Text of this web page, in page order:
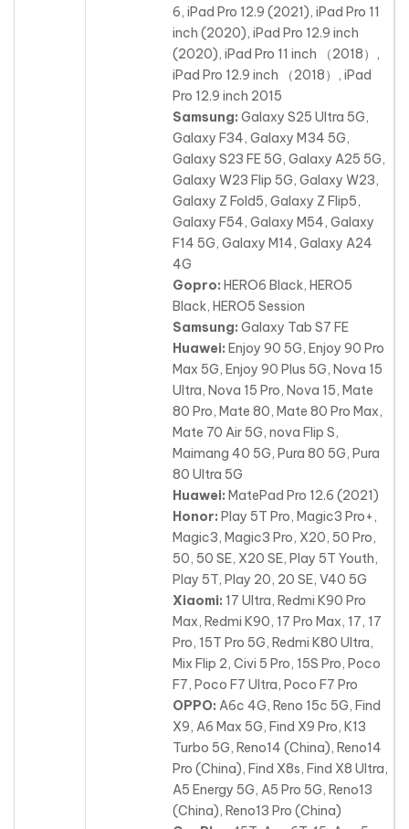
6, iPad Pro 12.9 (2021), iPad Pro 11
inch (2020), iPad Pro 12.9 inch
(2020), iPad Pro 11 inch （2018）,
iPad Pro 12.9 inch （2018）, iPad
Pro 12.9 inch 2015
Samsung: Galaxy S25 Ultra 5G,
Galaxy F34, Galaxy M34 5G,
Galaxy S23 FE 5G, Galaxy A25 5G,
Galaxy W23 Flip 5G, Galaxy W23,
Galaxy Z Fold5, Galaxy Z Flip5,
Galaxy F54, Galaxy M54, Galaxy
F14 5G, Galaxy M14, Galaxy A24
4G
Gopro: HERO6 Black, HERO5
Black, HERO5 Session
Samsung: Galaxy Tab S7 FE
Huawei: Enjoy 90 5G, Enjoy 90 Pro
Max 5G, Enjoy 90 Plus 5G, Nova 15
Ultra, Nova 15 Pro, Nova 15, Mate
80 Pro, Mate 80, Mate 80 Pro Max,
Mate 70 Air 5G, nova Flip S,
Maimang 40 5G, Pura 80 5G, Pura
80 Ultra 5G
Huawei: MatePad Pro 12.6 (2021)
Honor: Play 5T Pro, Magic3 Pro+,
Magic3, Magic3 Pro, X20, 50 Pro,
50, 50 SE, X20 SE, Play 5T Youth,
Play 5T, Play 20, 20 SE, V40 5G
Xiaomi: 17 Ultra, Redmi K90 Pro
Max, Redmi K90, 17 Pro Max, 17, 17
Pro, 15T Pro 5G, Redmi K80 Ultra,
Mix Flip 2, Civi 5 Pro, 15S Pro, Poco
F7, Poco F7 Ultra, Poco F7 Pro
OPPO: A6c 4G, Reno 15c 5G, Find
X9, A6 Max 5G, Find X9 Pro, K13
Turbo 5G, Reno14 (China), Reno14
Pro (China), Find X8s, Find X8 Ultra,
A5 Energy 5G, A5 Pro 5G, Reno13
(China), Reno13 Pro (China)